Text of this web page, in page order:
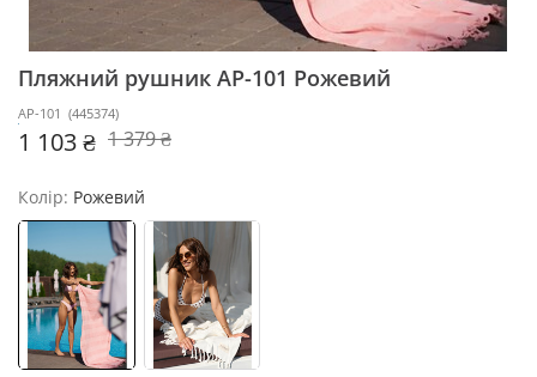
Пляжний рушник AP-101 Рожевий
AP-101 (445374)
1 103 ₴ 1 379 ₴
Колір: Рожевий